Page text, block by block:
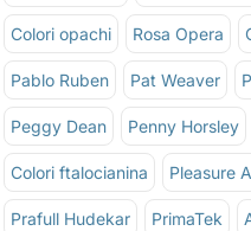
Colori opachi Rosa Opera
Pablo Ruben Pat Weaver
Peggy Dean Penny Horsley
Colori ftalocianina Pleasure
Prafull Hudekar PrimaTek